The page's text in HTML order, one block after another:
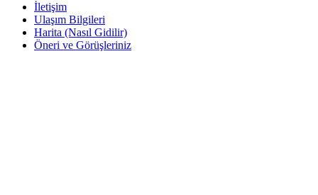
İletişim
Ulaşım Bilgileri
Harita (Nasıl Gidilir)
Öneri ve Görüşleriniz